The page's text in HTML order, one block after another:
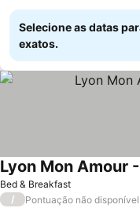
Selecione as datas
exatos.
Bed & Breakfast
Lyon Mon Amour
/ Pontuação não disponível